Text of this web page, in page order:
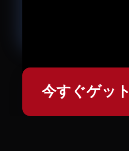
今すぐゲット